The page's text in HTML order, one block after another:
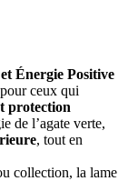
Énergie Positive
ceux qui
protection
de l’agate verte,
, tout en
collection, la lame